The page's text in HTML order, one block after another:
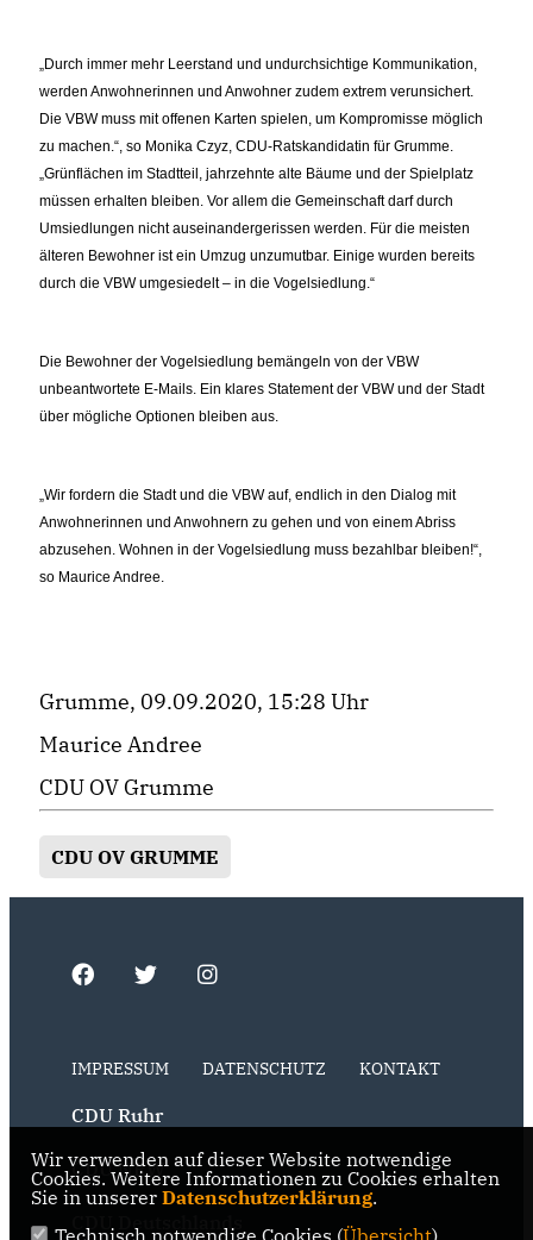
Durch immer mehr Leerstand und undurchsichtige Kommunikation,
werden Anwohnerinnen und Anwohner zudem extrem verunsichert.
Die VBW muss mit offenen Karten spielen, um Kompromisse möglich
zu machen.“, so Monika Czyz, CDU-Ratskandidatin für Grumme.
Grünflächen im Stadtteil, jahrzehnte alte Bäume und der Spielplatz
müssen erhalten bleiben. Vor allem die Gemeinschaft darf durch
Umsiedlungen nicht auseinandergerissen werden. Für die meisten
älteren Bewohner ist ein Umzug unzumutbar. Einige wurden bereits
durch die VBW umgesiedelt – in die Vogelsiedlung.“
Die Bewohner der Vogelsiedlung bemängeln von der VBW
unbeantwortete E-Mails. Ein klares Statement der VBW und der Stadt
über mögliche Optionen bleiben aus.
Wir fordern die Stadt und die VBW auf, endlich in den Dialog mit
Anwohnerinnen und Anwohnern zu gehen und von einem Abriss
abzusehen. Wohnen in der Vogelsiedlung muss bezahlbar bleiben!“,
so Maurice Andree.
Grumme, 09.09.2020, 15:28 Uhr
Maurice Andree
CDU OV Grumme
CDU OV GRUMME
IMPRESSUM DATENSCHUTZ KONTAKT
CDU Ruhr
CDU NRW
Wir verwenden auf dieser Website notwendige
Cookies. Weitere Informationen zu Cookies erhalten
Sie in unserer Datenschutzerklärung.
Technisch notwendige Cookies (Übersicht)